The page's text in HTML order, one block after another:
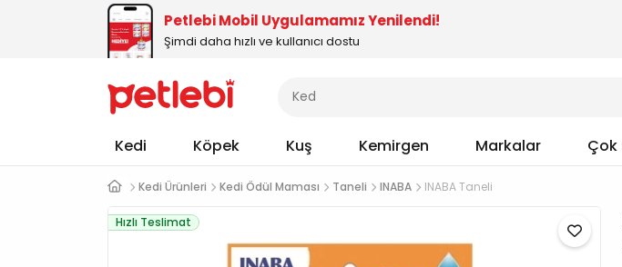
Petlebi Mobil Uygulamamız Yenilendi!
Şimdi daha hızlı ve kullanıcı dostu
Kedi Köpek Kuş Kemirgen Markalar
Kedi Ürünleri Kedi Ödül Maması Taneli INABA INABA Taneli
Hızlı Teslimat